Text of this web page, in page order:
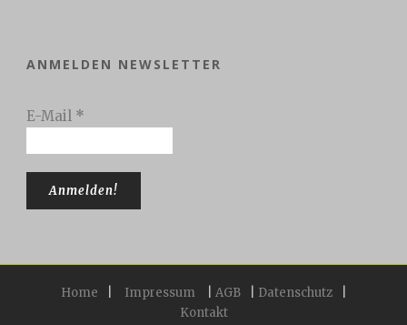
ANMELDEN NEWSLETTER
E-Mail *
Home Impressum AGB Datenschutz
Kontakt